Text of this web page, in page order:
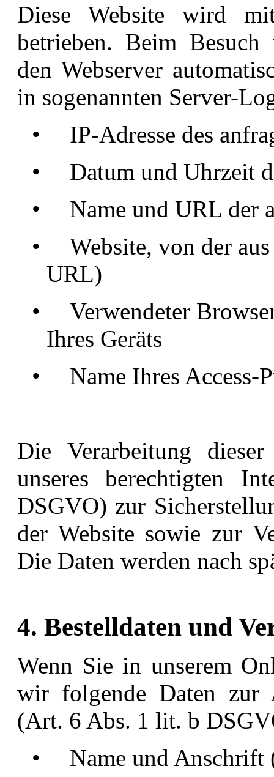
Diese Website wird
betrieben. Beim Besuch
den Webserver
in sogenannten Server-
•
IP-Adresse des
•
Datum und Uhrzeit
•
Name und URL der
•
Website, von der
URL)
•
Verwendeter
Ihres Geräts
•
Name Ihres Access-
Die Verarbeitung
unseres berechtigten
DSGVO) zur
der Website sowie zur
Die Daten werden nach
4. Bestelldaten und
Wenn Sie in unserem
wir folgende Daten zur
(Art. 6 Abs. 1 lit. b
•
Name und Anschrift